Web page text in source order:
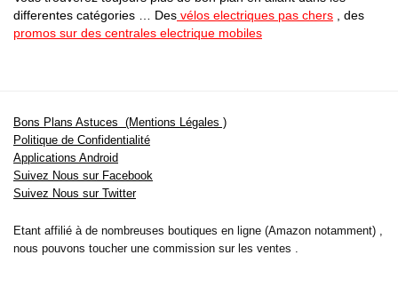
differentes catégories … Des vélos electriques pas chers , des
promos sur des centrales electrique mobiles
Bons Plans Astuces (Mentions Légales )
Politique de Confidentialité
Applications Android
Suivez Nous sur Facebook
Suivez Nous sur Twitter
Etant affilié à de nombreuses boutiques en ligne (Amazon notamment) ,
nous pouvons toucher une commission sur les ventes .